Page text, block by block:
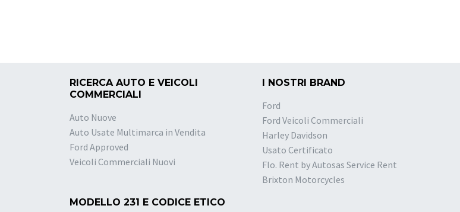
RICERCA AUTO E VEICOLI
COMMERCIALI
Auto Nuove
Auto Usate Multimarca in Vendita
Ford Approved
Veicoli Commerciali Nuovi
I NOSTRI BRAND
Ford
Ford Veicoli Commerciali
Harley Davidson
Usato Certificato
Flo. Rent by Autosas Service Rent
Brixton Motorcycles
MODELLO 231 E CODICE ETICO